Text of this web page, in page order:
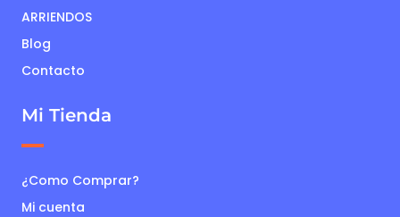
ARRIENDOS
Blog
Contacto
Mi Tienda
¿Como Comprar?
Mi cuenta